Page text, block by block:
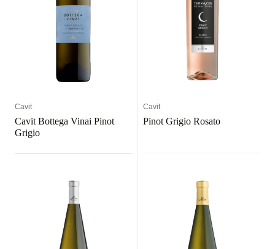
Cavit
Cavit Bottega Vinai Pinot
Grigio
Cavit
Pinot Grigio Rosato